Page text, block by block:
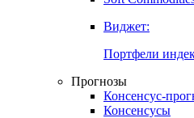
Виджет:
Портфели
Прогнозы
Консенсус-
Консенсусы